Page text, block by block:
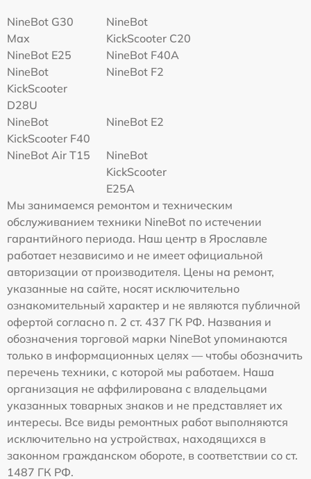
NineBot G30
Max
NineBot
KickScooter C20
NineBot E25
NineBot F40A
NineBot
KickScooter
D28U
NineBot F2
NineBot
KickScooter F40
NineBot E2
NineBot Air T15
NineBot
KickScooter
E25A
Мы занимаемся ремонтом и техническим
обслуживанием техники NineBot по истечении
гарантийного периода. Наш центр в Ярославле
работает независимо и не имеет официальной
авторизации от производителя. Цены на ремонт,
указанные на сайте, носят исключительно
ознакомительный характер и не являются публичной
офертой согласно п. 2 ст. 437 ГК РФ. Названия и
обозначения торговой марки NineBot упоминаются
только в информационных целях — чтобы обозначить
перечень техники, с которой мы работаем. Наша
организация не аффилирована с владельцами
указанных товарных знаков и не представляет их
интересы. Все виды ремонтных работ выполняются
исключительно на устройствах, находящихся в
законном гражданском обороте, в соответствии со ст.
1487 ГК РФ.